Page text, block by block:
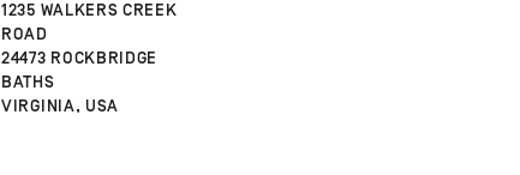
1235 WALKERS CREEK
ROAD
24473 ROCKBRIDGE
BATHS
VIRGINIA, USA